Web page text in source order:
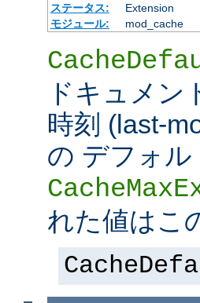
ステータス:
Extension
モジュール:
mod_cache
ドキュメン
時刻 (last-
の デフォ
れた値はこ